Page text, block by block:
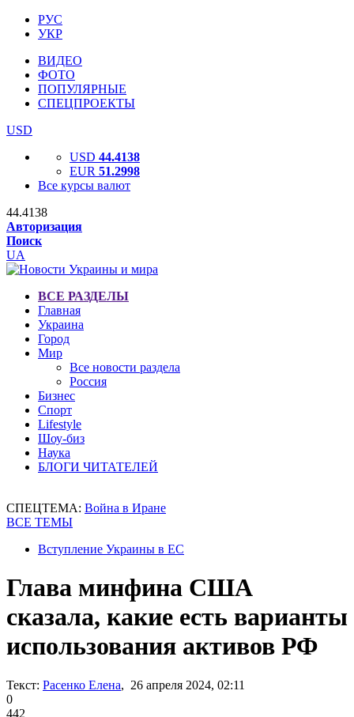
РУС
УКР
ВИДЕО
ФОТО
ПОПУЛЯРНЫЕ
СПЕЦПРОЕКТЫ
USD
USD 44.4138
EUR 51.2998
Все курсы валют
44.4138
Авторизация
Поиск
UA
ВСЕ РАЗДЕЛЫ
Главная
Украина
Город
Мир
Все новости раздела
Россия
Бизнес
Спорт
Lifestyle
Шоу-биз
Наука
БЛОГИ ЧИТАТЕЛЕЙ
СПЕЦТЕМА: Война в Иране
ВСЕ ТЕМЫ
Вступление Украины в ЕС
Глава минфина США
сказала, какие есть варианты
использования активов РФ
Текст: Расенко Елена, 26 апреля 2024, 02:11
0
442